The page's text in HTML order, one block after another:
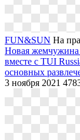
FUN&SUN На
Новая жемчужина
вместе с TUI
основных
3 ноября 2021